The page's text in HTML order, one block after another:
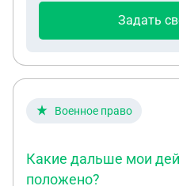
возврат. К тому же,
театра? И что делать
Задать
Военное право
Какие дальше мои
положено?